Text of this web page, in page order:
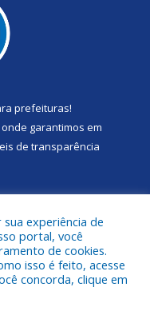
prefeituras!
garantimos em
de transparência
Municipal de Portel.
experiência de
portal, você
de cookies.
isso é feito, acesse
concorda, clique em